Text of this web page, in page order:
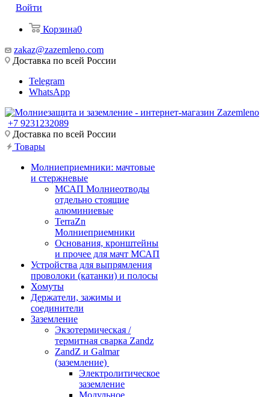
Войти
Корзина0
zakaz@zazemleno.com
Доставка по всей России
Telegram
WhatsApp
+7 9231232089
Доставка по всей России
Товары
Молниеприемники: мачтовые
и стержневые
МСАП Молниеотводы
отдельно стоящие
алюминиевые
TerraZn
Молниеприемники
Основания, кронштейны
и прочее для мачт МСАП
Устройства для выпрямления
проволоки (катанки) и полосы
Хомуты
Держатели, зажимы и
соединители
Заземление
Экзотермическая /
термитная сварка Zandz
ZandZ и Galmar
(заземление)
Электролитическое
заземление
Модульное